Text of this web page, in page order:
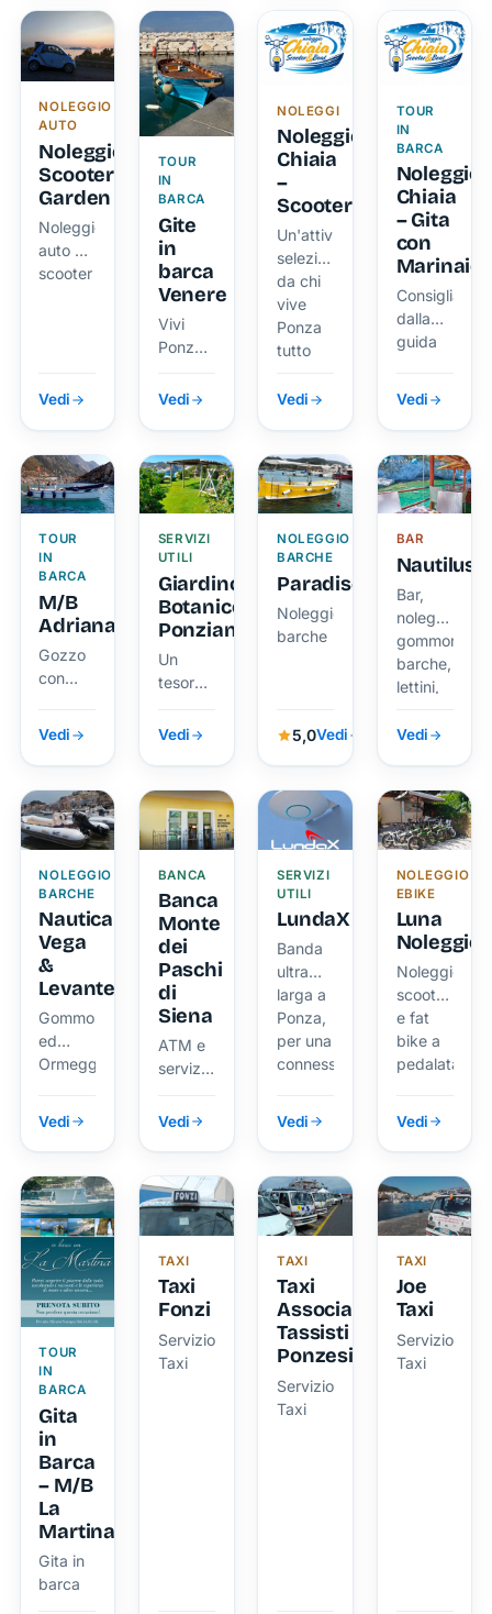
NOLEGGIO
AUTO
Noleggio
Scooter
Garden
Noleggio
auto e
scooter
Vedi
TOUR
IN
BARCA
Gite
in
barca
Venere
Vivi
Ponza
come
un vero
Vedi
NOLEGGI
Noleggio
Chiaia
–
Scooter
Un'attività
selezionata
da chi
vive
Ponza
tutto
l'anno.
Vedi
TOUR
IN
BARCA
Noleggio
Chiaia
– Gita
con
Marinaio
Consigliata
dalla
guida
ViviPonza.
Vedi
TOUR
IN
BARCA
M/B
Adriana
Gozzo
con
Vedi
SERVIZI
UTILI
Giardino
Botanico
Ponziano
Un
tesoro
verde
sospeso
Vedi
NOLEGGIO
BARCHE
Paradise
Noleggio
barche
5,0Vedi
BAR
Nautilus
Bar,
noleggio
gommoni,
barche,
lettini,
ombrelloni
Vedi
NOLEGGIO
BARCHE
Nautica
Vega
&
Levante
Gommoni
ed
Ormeggio
Vedi
BANCA
Banca
Monte
dei
Paschi
di
Siena
ATM e
servizi
bancari
durante
Vedi
SERVIZI
UTILI
LundaX
Banda
ultra
larga a
Ponza,
per una
connessione
veloce
ovunque
ti trovi
Vedi
NOLEGGIO
EBIKE
Luna
Noleggio
Noleggio
scooter
e fat
bike a
pedalata
vivere
Ponza
in
libertà
Vedi
TOUR
IN
BARCA
Gita
in
Barca
– M/B
La
Martina
Gita in
barca
TAXI
Taxi
Fonzi
Servizio
Taxi
TAXI
Taxi
Associazione
Tassisti
Ponzesi
Servizio
Taxi
TAXI
Joe
Taxi
Servizio
Taxi